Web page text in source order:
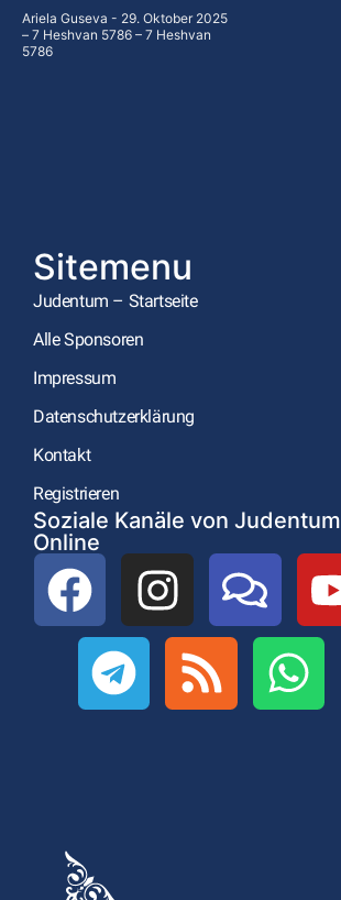
Ariela Guseva
29. Oktober 2025
– 7 Heshvan 5786 – 7 Heshvan
5786
Sitemenu
Judentum – Startseite
Alle Sponsoren
Impressum
Datenschutzerklärung
Kontakt
Registrieren
Soziale Kanäle von Judentum
Online